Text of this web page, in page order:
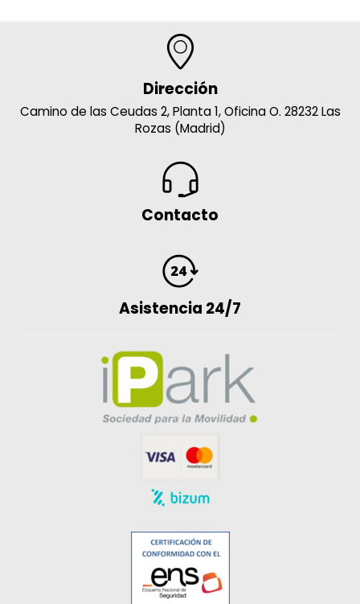
Dirección
Camino de las Ceudas 2, Planta 1, Oficina O. 28232 Las
Rozas (Madrid)
Contacto
Asistencia 24/7